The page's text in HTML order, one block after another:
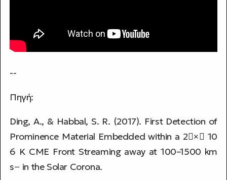
--
Πηγή:
Ding, A., & Habbal, S. R. (2017). First Detection of
Prominence Material Embedded within a 2× 10
6 K CME Front Streaming away at 100–1500 km
s− in the Solar Corona.